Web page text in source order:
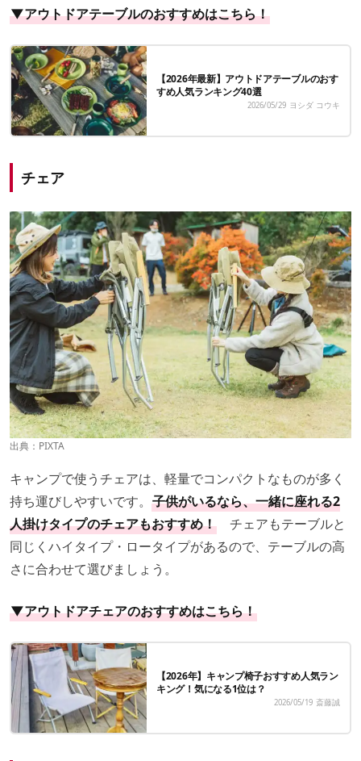
▼アウトドアテーブルのおすすめはこちら！
【2026年最新】アウトドアテーブルのおす
すめ人気ランキング40選
2026/05/29 ヨシダ コウキ
チェア
出典：PIXTA
キャンプで使うチェアは、軽量でコンパクトなものが多く
持ち運びしやすいです。 子供がいるなら、一緒に座れる2
人掛けタイプのチェアもおすすめ！ チェアもテーブルと
同じくハイタイプ・ロータイプがあるので、テーブルの高
さに合わせて選びましょう。
▼アウトドアチェアのおすすめはこちら！
【2026年】キャンプ椅子おすすめ人気ラン
キング！気になる1位は？
2026/05/19 斎藤誠